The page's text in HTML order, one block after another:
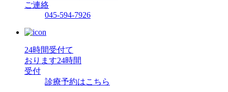
ご連絡
045-594-7926
24時間受付て
おります24時間
受付
診療予約はこちら